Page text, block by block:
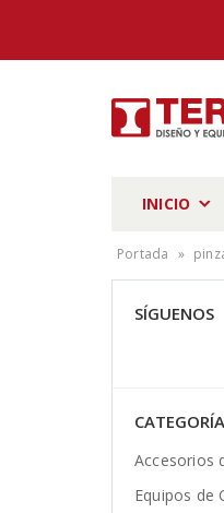
INICIO
Portada »
SÍGUENOS
Accesorios
Equipos de